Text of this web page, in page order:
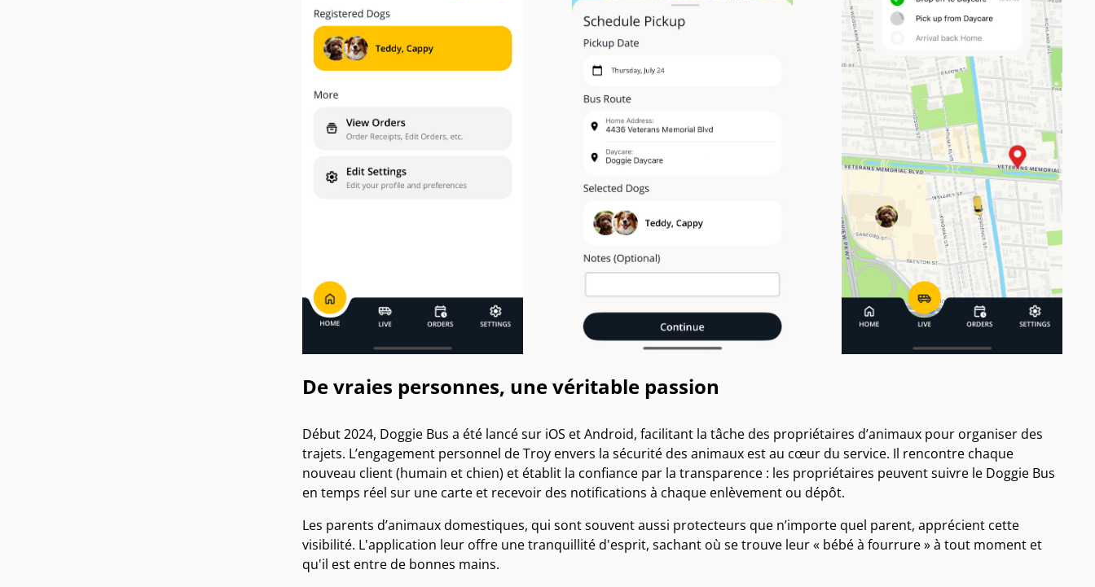
De vraies personnes, une véritable passion
Début 2024, Doggie Bus a été lancé sur iOS et Android, facilitant la tâche des propriétaires d’animaux pour organiser des
trajets. L’engagement personnel de Troy envers la sécurité des animaux est au cœur du service. Il rencontre chaque
nouveau client (humain et chien) et établit la confiance par la transparence : les propriétaires peuvent suivre le Doggie Bus
en temps réel sur une carte et recevoir des notifications à chaque enlèvement ou dépôt.
Les parents d’animaux domestiques, qui sont souvent aussi protecteurs que n’importe quel parent, apprécient cette
visibilité. L'application leur offre une tranquillité d'esprit, sachant où se trouve leur « bébé à fourrure » à tout moment et
qu'il est entre de bonnes mains.